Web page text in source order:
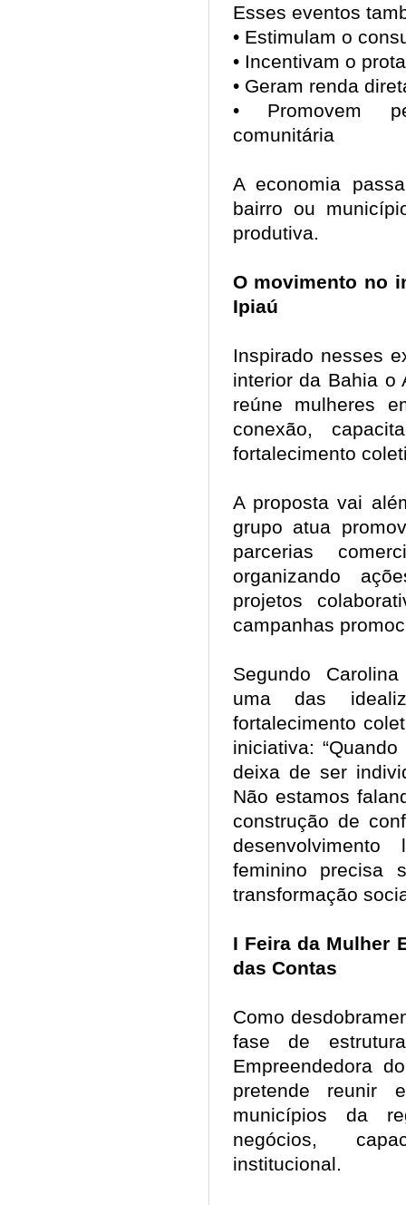
Esses eventos
• Estimulam o
• Incentivam o
• Geram renda
• Promovem
comunitária
A economia
bairro ou
produtiva.
O movimento no
Ipiaú
Inspirado nesses
interior da Bahia o
reúne mulheres
conexão,
fortalecimento
A proposta vai
grupo atua
parcerias
organizando
projetos
campanhas
Segundo
uma das
fortalecimento
iniciativa:
deixa de ser
Não estamos
construção de
desenvolvimento
feminino precisa
transformação
I Feira da Mulher
das Contas
Como
fase de
Empreendedora
pretende reunir
municípios da
negócios,
institucional.